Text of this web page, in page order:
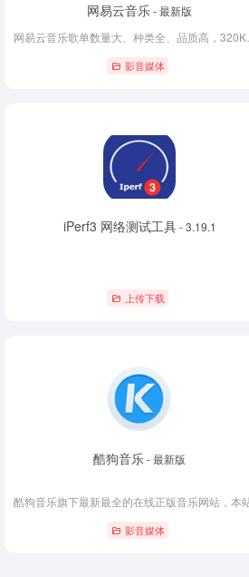
网易云音乐- 最新版
影音媒体
iPerf3 网络测试工具- 3.19.1
上传下载
酷狗音乐- 最新版
影音媒体